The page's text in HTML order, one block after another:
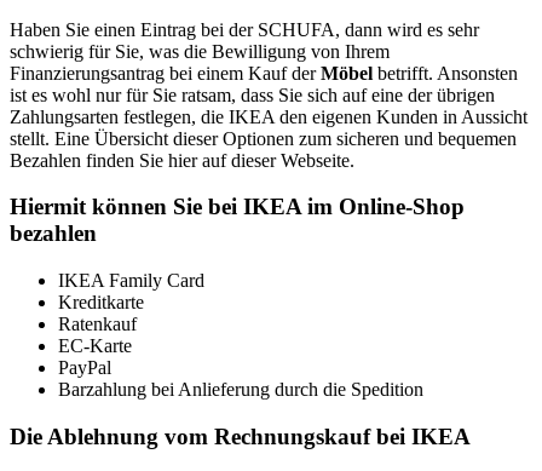
Haben Sie einen Eintrag bei der SCHUFA, dann wird es sehr
schwierig für Sie, was die Bewilligung von Ihrem
Finanzierungsantrag bei einem Kauf derMöbel betrifft. Ansonsten
ist es wohl nur für Sie ratsam, dass Sie sich auf eine der übrigen
Zahlungsarten festlegen, die IKEA den eigenen Kunden in Aussicht
stellt. Eine Übersicht dieser Optionen zum sicheren und bequemen
Bezahlen finden Sie hier auf dieser Webseite.
Hiermit können Sie bei IKEA im Online-Shop
bezahlen
IKEA Family Card
Kreditkarte
Ratenkauf
EC-Karte
PayPal
Barzahlung bei Anlieferung durch die Spedition
Die Ablehnung vom Rechnungskauf bei IKEA